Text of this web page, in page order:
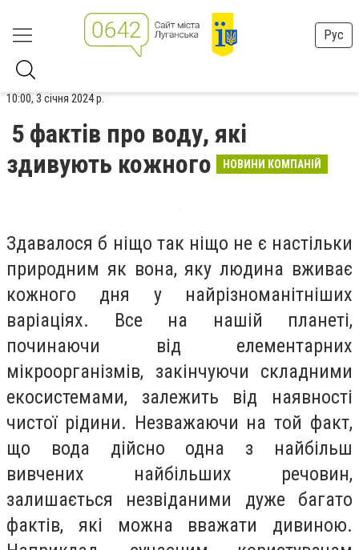
Рус
10:00, 3 січня 2024 р.
5 фактів про воду, які
здивують кожного
НОВИНИ КОМПАНІЙ
Здавалося б ніщо так ніщо не є настільки
природним як вона, яку людина вживає
кожного дня у найрізноманітніших
варіаціях. Все на нашій планеті,
починаючи від елементарних
мікроорганізмів, закінчуючи складними
екосистемами, залежить від наявності
чистої рідини. Незважаючи на той факт,
що вода дійсно одна з найбільш
вивчених найбільших речовин,
залишається незвіданими дуже багато
фактів, які можна вважати дивиною.